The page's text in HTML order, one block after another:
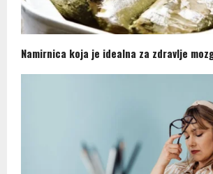
Namirnica koja je idealna za zdravlje